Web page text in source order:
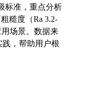
标准，重点分析
糙度（Ra 3.2-
场景。数据来
践，帮助用户根